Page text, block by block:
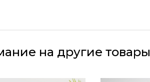
на другие товары